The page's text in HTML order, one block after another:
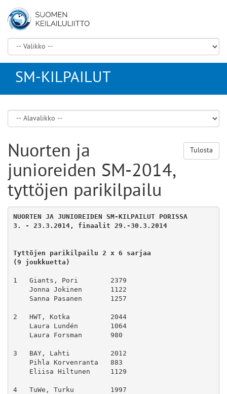
SM-KILPAILUT
Tulosta
Nuorten ja
junioreiden SM-2014,
tyttöjen parikilpailu
NUORTEN JA JUNIOREIDEN SM-KILPAILUT PORISSA
3. - 23.3.2014, finaalit 29.-30.3.2014
Tyttöjen parikilpailu 2 x 6 sarjaa
(9 joukkuetta)
1   Giants, Pori        2379
    Jonna Jokinen       1122
    Sanna Pasanen       1257
2   HWT, Kotka          2044
    Laura Lundén        1064
    Laura Forsman       980
3   BAY, Lahti          2012
    Pihla Korvenranta   883
    Eliisa Hiltunen     1129
4   TuWe, Turku         1997